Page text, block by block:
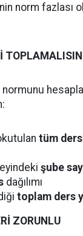
norm fazlası
normunu
tüm
şube
dağılımı
toplam ders
ZORUNLU